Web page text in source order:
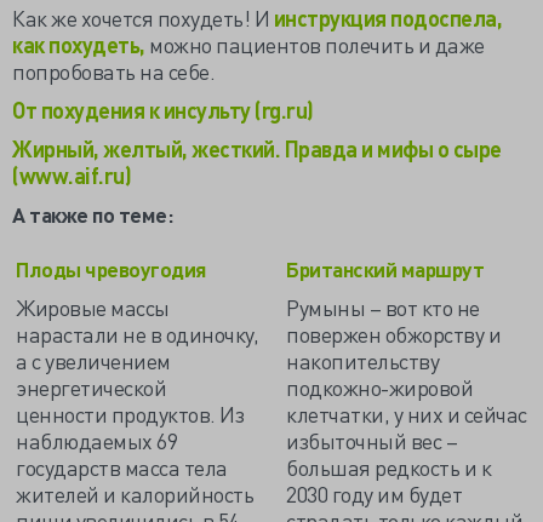
Как же хочется похудеть! И инструкция подоспела,
как похудеть, можно пациентов полечить и даже
попробовать на себе.
От похудения к инсульту (rg.ru)
Жирный, желтый, жесткий. Правда и мифы о сыре
(www.aif.ru)
А также по теме:
Плоды чревоугодия
Жировые массы
нарастали не в одиночку,
а с увеличением
энергетической
ценности продуктов. Из
наблюдаемых 69
государств масса тела
жителей и калорийность
Британский маршрут
Румыны – вот кто не
повержен обжорству и
накопительству
подкожно-жировой
клетчатки, у них и сейчас
избыточный вес –
большая редкость и к
2030 году им будет